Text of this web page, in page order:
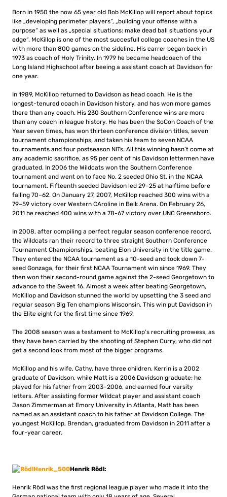
Born in 1950 the now 65 year old Bob McKillop will report about topics
like „developing perimeter players“, „building your offense with a
purpose“ as well as „special situations: make dead ball situations your
edge“. McKillop is one of the most succesfull college coaches in the US
with more than 800 games on the sideline. His carrer began back in
1973 as coach of Holy Trinity. In 1979 he became headcoach of the
Long Island Highschool after beeing a assistant coach at Davidson for
one year.
In 1989, McKillop returned to Davidson as head coach. He is the
longest-tenured coach in Davidson history, and has won more games
there than any coach. His 230 Southern Conference wins are more
than any coach in league history. He has been the SoCon Coach of the
Year seven times, has won thirteen conference division titles, seven
tournament championships, and taken his team to seven NCAA
tournaments and four postseason NITs. All this winning hasn’t come at
any academic sacrifice, as 95 per cent of his Davidson lettermen have
graduated. In 2006 the Wildcats won the Southern Conference
tournament and went on to face No. 2 seeded Ohio St. in the NCAA
tournament. Fifteenth seeded Davidson led 29–25 at halftime before
falling 70–62. On January 27, 2007, McKillop reached 300 wins with a
79–59 victory over Western CAroline in Belk Arena. On February 26,
2011 he reached 400 wins with a 78-67 victory over UNC Greensboro.
In 2008, after compiling a perfect regular season conference record,
the Wildcats ran their record to three straight Southern Conference
Tournament Championships, beating Elon University in the title game.
They entered the NCAA tournament as a 10-seed and took down 7-
seed Gonzaga, for their first NCAA Tournament win since 1969. They
then won their second-round game against the 2-seed Georgetown to
advance to the Sweet 16. Almost a week after beating Georgetown,
McKillop and Davidson stunned the world by upsetting the 3 seed and
regular season Big Ten champions Wisconsin. This win put Davidson in
the Elite eight for the first time since 1969.
The 2008 season was a testament to McKillop’s recruiting prowess, as
they have been carried by the shooting of Stephen Curry, who did not
get a second look from most of the bigger programs.
McKillop and his wife, Cathy, have three children. Kerrin is a 2002
graduate of Davidson, while Matt is a 2006 Davidson graduate; he
played for his father from 2003–2006, and earned four varsity
letters. After assisting former Wildcat player and assistant coach
Jason Zimmerman at Emory University in Atlanta, Matt has been
named as an assistant coach to his father at Davidson College. The
youngest McKillop, Brendan, graduated from Davidson in 2011 after a
four-year career.
Henrik Rödl:
Henrik Rödl was the first regional league player who made it into the